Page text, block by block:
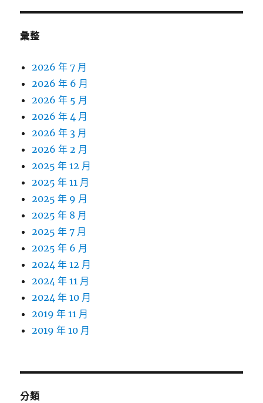
彙整
2026 年 7 月
2026 年 6 月
2026 年 5 月
2026 年 4 月
2026 年 3 月
2026 年 2 月
2025 年 12 月
2025 年 11 月
2025 年 9 月
2025 年 8 月
2025 年 7 月
2025 年 6 月
2024 年 12 月
2024 年 11 月
2024 年 10 月
2019 年 11 月
2019 年 10 月
分類